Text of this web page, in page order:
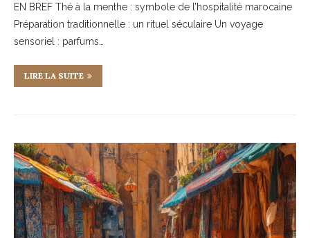
EN BREF Thé à la menthe : symbole de l’hospitalité marocaine
Préparation traditionnelle : un rituel séculaire Un voyage
sensoriel : parfums…
LIRE LA SUITE